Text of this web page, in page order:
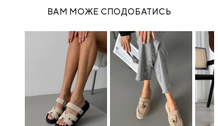
ВАМ МОЖЕ СПОДОБАТИСЬ